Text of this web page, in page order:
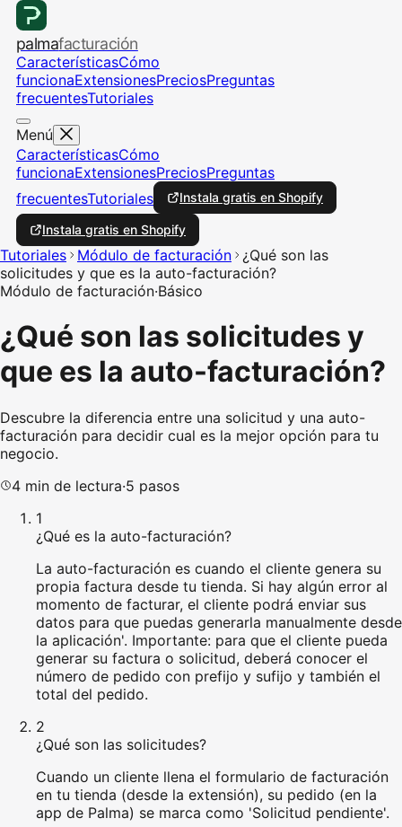
palmafacturación
CaracterísticasCómo
funcionaExtensionesPreciosPreguntas
frecuentesTutoriales
Menú
CaracterísticasCómo
funcionaExtensionesPreciosPreguntas
frecuentesTutoriales Instala gratis en Shopify
Instala gratis en Shopify
Tutoriales Módulo de facturación
¿Qué son las
solicitudes y que es la auto-facturación?
Módulo de facturación·Básico
¿Qué son las solicitudes y
que es la auto-facturación?
Descubre la diferencia entre una solicitud y una auto-
facturación para decidir cual es la mejor opción para tu
negocio.
4 min de lectura·5 pasos
1
¿Qué es la auto-facturación?
La auto-facturación es cuando el cliente genera su
propia factura desde tu tienda. Si hay algún error al
momento de facturar, el cliente podrá enviar sus
datos para que puedas generarla manualmente desde
la aplicación'. Importante: para que el cliente pueda
generar su factura o solicitud, deberá conocer el
número de pedido con prefijo y sufijo y también el
total del pedido.
2
¿Qué son las solicitudes?
Cuando un cliente llena el formulario de facturación
en tu tienda (desde la extensión), su pedido (en la
app de Palma) se marca como 'Solicitud pendiente'.